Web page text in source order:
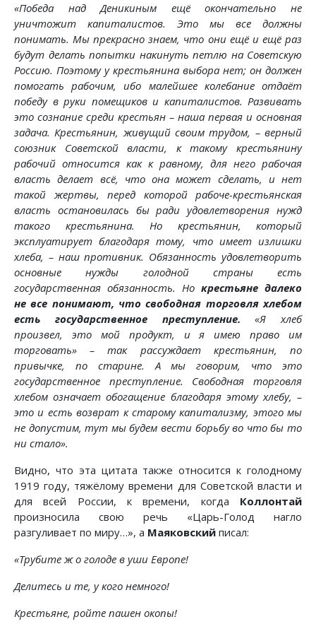
«Победа над Деникиным ещё окончательно не
уничтожит капиталистов. Это мы все должны
понимать. Мы прекрасно знаем, что они ещё и ещё раз
будут делать попытки накинуть петлю на Советскую
Россию. Поэтому у крестьянина выбора нет; он должен
помогать рабочим, ибо малейшее колебание отдаёт
победу в руки помещиков и капиталистов. Развивать
это сознание среди крестьян – наша первая и основная
задача. Крестьянин, живущий своим трудом, – верный
союзник Советской власти, к такому крестьянину
рабочий относится как к равному, для него рабочая
власть делает всё, что она может сделать, и нет
такой жертвы, перед которой рабоче-крестьянская
власть остановилась бы ради удовлетворения нужд
такого крестьянина. Но крестьянин, который
эксплуатирует благодаря тому, что имеет излишки
хлеба, – наш противник. Обязанность удовлетворить
основные нужды голодной страны есть
государственная обязанность. Но крестьяне далеко
не все понимают, что свободная торговля хлебом
есть государственное преступление. «Я хлеб
произвел, это мой продукт, и я имею право им
торговать» – так рассуждает крестьянин, по
привычке, по старине. А мы говорим, что это
государственное преступление. Свободная торговля
хлебом означает обогащение благодаря этому хлебу, –
это и есть возврат к старому капитализму, этого мы
не допустим, тут мы будем вести борьбу во что бы то
ни стало».
Видно, что эта цитата также относится к голодному
1919 году, тяжёлому времени для Советской власти и
для всей России, к времени, когда Коллонтай
произносила свою речь «Царь-Голод нагло
разгуливает по миру…», а Маяковский писал:
«Трубите ж о голоде в уши Европе!
Делитесь и те, у кого немного!
Крестьяне, ройте пашен окопы!